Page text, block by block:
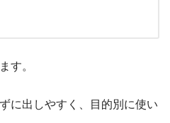
す。
に出しやすく、目的別に使い